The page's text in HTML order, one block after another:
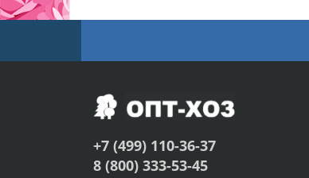
+7 (499) 110-36-37
8 (800) 333-53-45